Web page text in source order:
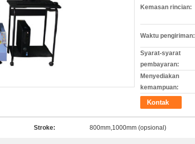
Kemasan rincian:
Waktu pengiriman:
Syarat-syarat
pembayaran:
Menyediakan
kemampuan:
Kontak
Stroke: 800mm,1000mm (opsional)